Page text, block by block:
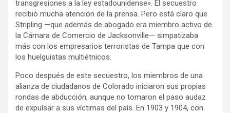
transgresiones a la ley estadounidense». El secuestro
recibió mucha atención de la prensa. Pero está claro que
Stripling —que además de abogado era miembro activo de
la Cámara de Comercio de Jacksonville— simpatizaba
más con los empresarios terroristas de Tampa que con
los huelguistas multiétnicos.
Poco después de este secuestro, los miembros de una
alianza de ciudadanos de Colorado iniciaron sus propias
rondas de abducción, aunque no tomaron el paso audaz
de expulsar a sus víctimas del país. En 1903 y 1904, con